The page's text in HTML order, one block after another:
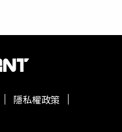
隱私權政策